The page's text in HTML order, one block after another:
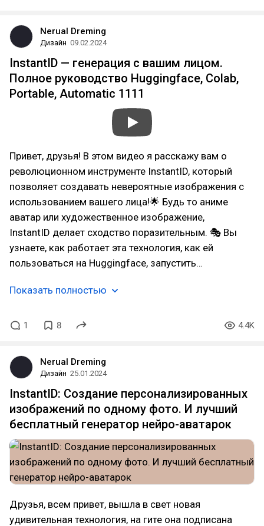
Nerual Dreming
Дизайн 09.02.2024
InstantID — генерация с вашим лицом.
Полное руководство Huggingface, Colab,
Portable, Automatic 1111
Привет, друзья! В этом видео я расскажу вам о
революционном инструменте InstantID, который
позволяет создавать невероятные изображения с
использованием вашего лица!🌟 Будь то аниме
аватар или художественное изображение,
InstantID делает сходство поразительным. 🎭 Вы
узнаете, как работает эта технология, как ей
пользоваться на Huggingface, запустить…
Показать полностью
1 8 4.4K
Nerual Dreming
Дизайн 25.01.2024
InstantID: Создание персонализированных
изображений по одному фото. И лучший
бесплатный генератор нейро-аватарок
Друзья, всем привет, вышла в свет новая
удивительная технология, на гите она подписана